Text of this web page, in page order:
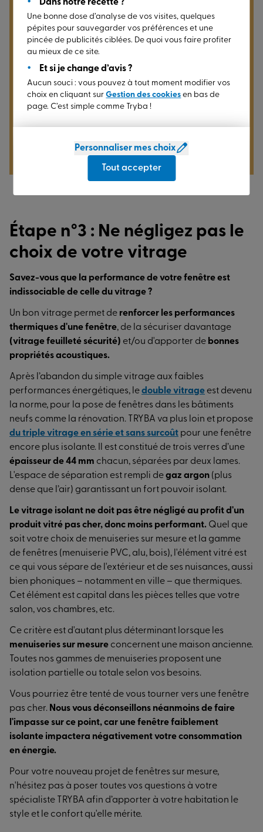
Fenêtre fixe
en alu TRYBA
Fenêtre fixe Aluminium
Découvrez la gamme de fenêtres
en bois TRYBA
Fenêtre fixe Bois
alu, bois) en passant par la forme de vos fenêtres
(baie, soubassement, ouvrant à la française, vantail
ouvrant, allège ouvrant), leur coloris, type de volet et
vitrage possibles, toutes les réponses vous seront
communiquées lors du rendez-vous avec un expert
en vue de l’établissement du devis.
Prendre RDV dans mon Espace Conseil
Étape n°3 : Ne négligez pas le
choix de votre vitrage
Savez-vous que la performance de votre fenêtre est
indissociable de celle du vitrage ?
Un bon vitrage permet de renforcer les performances
thermiques d'une fenêtre, de la sécuriser davantage
(vitrage feuilleté sécurité) et/ou d'apporter de bonnes
propriétés acoustiques.
Après l’abandon du simple vitrage aux faibles
performances énergétiques, ledouble vitrage est devenu
la norme, pour la pose de fenêtres dans les bâtiments
neufs comme la rénovation. TRYBA va plus loin et propose
du triple vitrage en série et sans surcoût pour une fenêtre
encore plus isolante. Il est constitué de trois verres d’une
épaisseur de 44 mm chacun, séparées par deux lames.
L'espace de séparation est rempli degaz argon (plus
dense que l’air) garantissant un fort pouvoir isolant.
Le vitrage isolant ne doit pas être négligé au profit d'un
produit vitré pas cher, donc moins performant. Quel que
soit votre choix de menuiseries sur mesure et la gamme
de fenêtres (menuiserie PVC, alu, bois), l'élément vitré est
ce qui vous sépare de l'extérieur et de ses nuisances, aussi
bien phoniques – notamment en ville – que thermiques.
Cet élément est capital dans les pièces telles que votre
salon, vos chambres, etc.
Ce critère est d'autant plus déterminant lorsque les
menuiseries sur mesure concernent une maison ancienne.
Toutes nos gammes de menuiseries proposent une
isolation partielle ou totale selon vos besoins.
Vous pourriez être tenté de vous tourner vers une fenêtre
pas cher. Nous vous déconseillons néanmoins de faire
l'impasse sur ce point, car une fenêtre faiblement
isolante impactera négativement votre consommation
en énergie.
Pour votre nouveau projet de fenêtres sur mesure,
n'hésitez pas à poser toutes vos questions à votre
spécialiste TRYBA afin d’apporter à votre habitation le
style et le confort qu'elle mérite.
Dans notre recette ?
Une bonne dose d’analyse de vos visites, quelques
pépites pour sauvegarder vos préférences et une
pincée de publicités ciblées. De quoi vous faire profiter
au mieux de ce site.
Et si je change d’avis ?
Aucun souci : vous pouvez à tout moment modifier vos
choix en cliquant surGestion des cookies en bas de
page. C’est simple comme Tryba !
Personnaliser mes choix
Tout accepter